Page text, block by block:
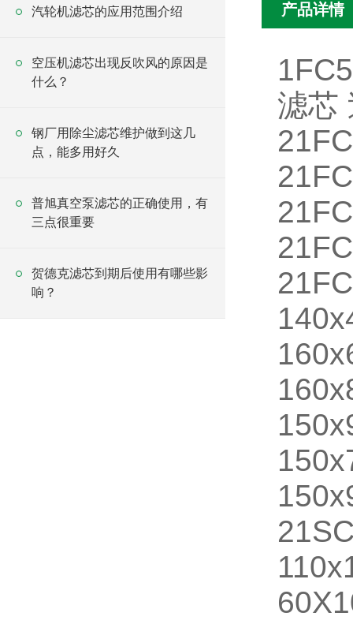
汽轮机滤芯的应用范围介绍
空压机滤芯出现反吹风的原因是
什么？
钢厂用除尘滤芯维护做到这几
点，能多用好久
普旭真空泵滤芯的正确使用，有
三点很重要
贺德克滤芯到期后使用有哪些影
响？
产品详情
滤芯